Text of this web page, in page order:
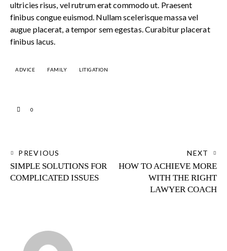
ultricies risus, vel rutrum erat commodo ut. Praesent
finibus congue euismod. Nullam scelerisque massa vel
augue placerat, a tempor sem egestas. Curabitur placerat
finibus lacus.
ADVICE FAMILY LITIGATION
0
PREVIOUS
SIMPLE SOLUTIONS FOR
COMPLICATED ISSUES
NEXT
HOW TO ACHIEVE MORE
WITH THE RIGHT
LAWYER COACH